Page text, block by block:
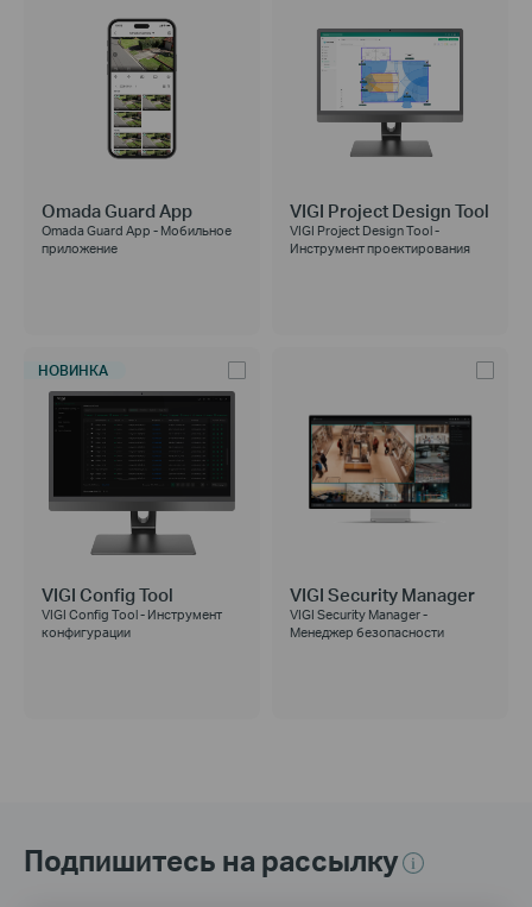
Omada Guard App
Omada Guard App - Мобильное
приложение
VIGI Project Design Tool
VIGI Project Design Tool -
Инструмент проектирования
НОВИНКА
VIGI Config Tool
VIGI Config Tool - Инструмент
конфигурации
VIGI Security Manager
VIGI Security Manager -
Менеджер безопасности
Подпишитесь на рассылку